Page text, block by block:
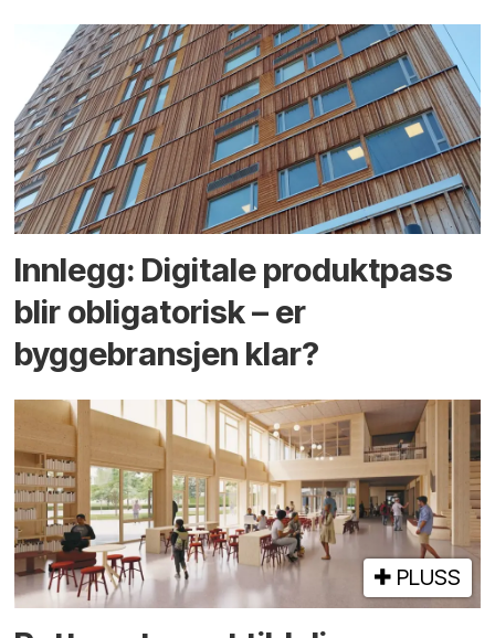
Innlegg: Digitale produktpass
blir obligatorisk – er
byggebransjen klar?
PLUSS